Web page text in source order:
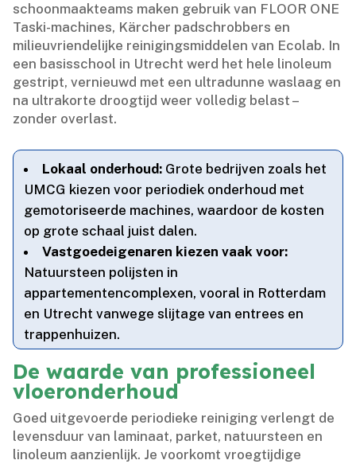
schoonmaakteams maken gebruik van FLOOR ONE
Taski-machines, Kärcher padschrobbers en
milieuvriendelijke reinigingsmiddelen van Ecolab.​ In
een basisschool in Utrecht werd het hele linoleum
gestript, vernieuwd met een ultradunne waslaag en
na ultrakorte droogtijd weer volledig belast –
zonder overlast.​
Lokaal onderhoud: Grote bedrijven zoals het
UMCG kiezen voor periodiek onderhoud met
gemotoriseerde machines, waardoor de kosten
op grote schaal juist dalen.​
Vastgoedeigenaren kiezen vaak voor:
Natuursteen polijsten in
appartementencomplexen, vooral in Rotterdam
en Utrecht vanwege slijtage van entrees en
trappenhuizen.​
De waarde van professioneel
vloeronderhoud
Goed uitgevoerde periodieke reiniging verlengt de
levensduur van laminaat, parket, natuursteen en
linoleum aanzienlijk.​ Je voorkomt vroegtijdige